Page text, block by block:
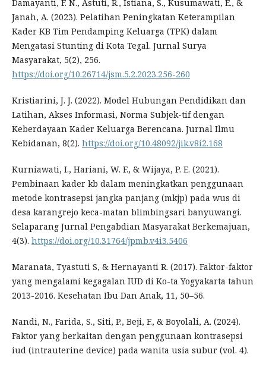
Damayanti, F. N., Astuti, R., Istiana, S., Kusumawati, E., &
Janah, A. (2023). Pelatihan Peningkatan Keterampilan
Kader KB Tim Pendamping Keluarga (TPK) dalam
Mengatasi Stunting di Kota Tegal. Jurnal Surya
Masyarakat, 5(2), 256.
https://doi.org/10.26714/jsm.5.2.2023.256-260
Kristiarini, J. J. (2022). Model Hubungan Pendidikan dan
Latihan, Akses Informasi, Norma Subjek-tif dengan
Keberdayaan Kader Keluarga Berencana. Jurnal Ilmu
Kebidanan, 8(2). https://doi.org/10.48092/jik.v8i2.168
Kurniawati, I., Hariani, W. F., & Wijaya, P. E. (2021).
Pembinaan kader kb dalam meningkatkan penggunaan
metode kontrasepsi jangka panjang (mkjp) pada wus di
desa karangrejo keca-matan blimbingsari banyuwangi.
Selaparang Jurnal Pengabdian Masyarakat Berkemajuan,
4(3). https://doi.org/10.31764/jpmb.v4i3.5406
Maranata, Tyastuti S, & Hernayanti R. (2017). Faktor-faktor
yang mengalami kegagalan IUD di Ko-ta Yogyakarta tahun
2013-2016. Kesehatan Ibu Dan Anak, 11, 50–56.
Nandi, N., Farida, S., Siti, P., Beji, F., & Boyolali, A. (2024).
Faktor yang berkaitan dengan penggunaan kontrasepsi
iud (intrauterine device) pada wanita usia subur (vol. 4).